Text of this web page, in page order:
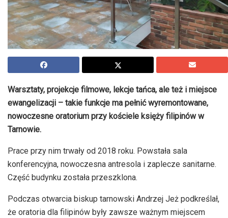
Warsztaty, projekcje filmowe, lekcje tańca, ale też i miejsce
ewangelizacji – takie funkcje ma pełnić wyremontowane,
nowoczesne oratorium przy kościele księży filipinów w
Tarnowie.
Prace przy nim trwały od 2018 roku. Powstała sala
konferencyjna, nowoczesna antresola i zaplecze sanitarne.
Część budynku została przeszklona.
Podczas otwarcia biskup tarnowski Andrzej Jeż podkreślał,
że oratoria dla filipinów były zawsze ważnym miejscem